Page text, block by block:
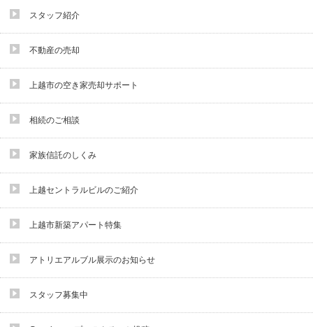
スタッフ紹介
不動産の売却
上越市の空き家売却サポート
相続のご相談
家族信託のしくみ
上越セントラルビルのご紹介
上越市新築アパート特集
アトリエアルブル展示のお知らせ
スタッフ募集中